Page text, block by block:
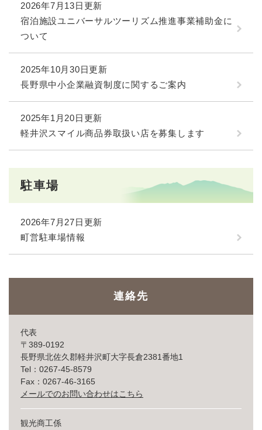
2026年7月13日更新
宿泊施設ユニバーサルツーリズム推進事業補助金に
ついて
2025年10月30日更新
長野県中小企業融資制度に関するご案内
2025年1月20日更新
軽井沢スマイル商品券取扱い店を募集します
駐車場
2026年7月27日更新
町営駐車場情報
連絡先
代表
〒389-0192
長野県北佐久郡軽井沢町大字長倉2381番地1
Tel：0267-45-8579
Fax：0267-46-3165
メールでのお問い合わせはこちら
観光商工係